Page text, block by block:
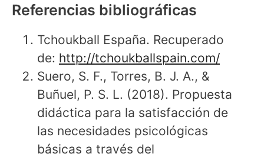
Referencias bibliográficas
Tchoukball España. Recuperado
de: http://tchoukballspain.com/
Suero, S. F., Torres, B. J. A., &
Buñuel, P. S. L. (2018). Propuesta
didáctica para la satisfacción de
las necesidades psicológicas
básicas a través del